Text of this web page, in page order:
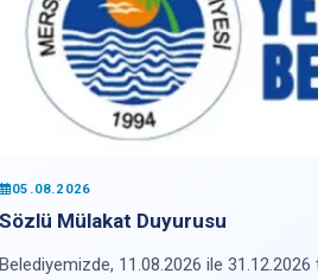
05.08.2026
Sözlü Mülakat Duyurusu
Belediyemizde, 11.08.2026 ile